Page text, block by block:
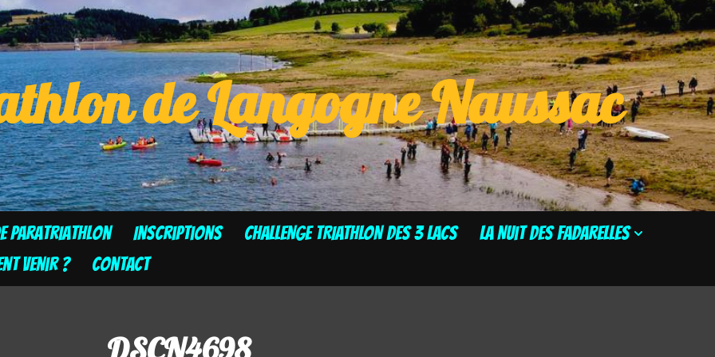
de Langogne Naussac
Paratriathlon Inscriptions CHALLENGE TRIATHLON DES 3 LACS
La Nuit des Fadarelles
venir ? Contact